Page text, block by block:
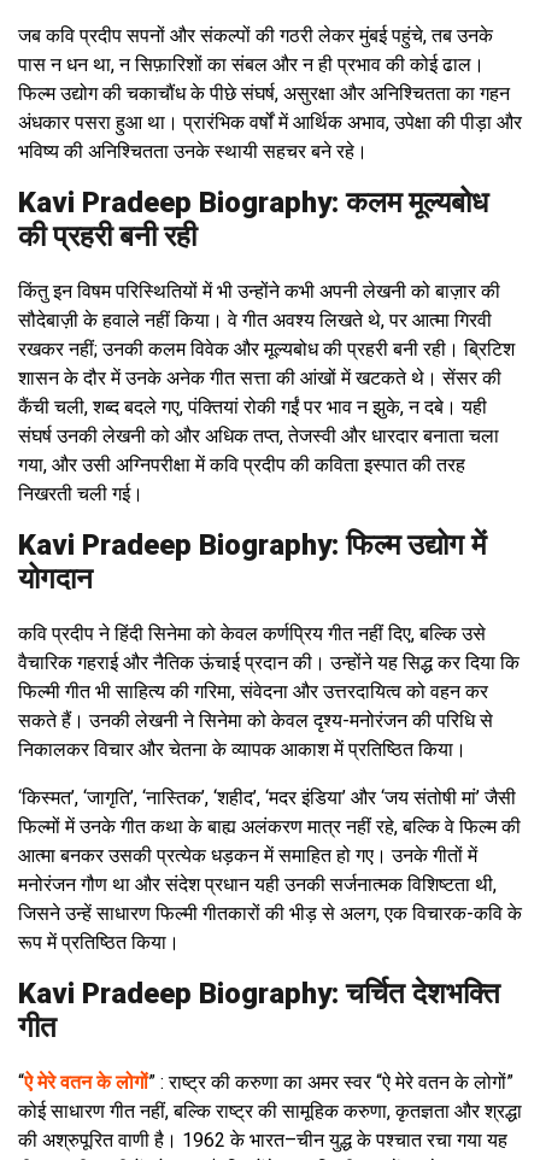
जब कवि प्रदीप सपनों और संकल्पों की गठरी लेकर मुंबई पहुंचे, तब उनके
पास न धन था, न सिफ़ारिशों का संबल और न ही प्रभाव की कोई ढाल।
फिल्म उद्योग की चकाचौंध के पीछे संघर्ष, असुरक्षा और अनिश्चितता का गहन
अंधकार पसरा हुआ था। प्रारंभिक वर्षों में आर्थिक अभाव, उपेक्षा की पीड़ा और
भविष्य की अनिश्चितता उनके स्थायी सहचर बने रहे।
Kavi Pradeep Biography: कलम मूल्यबोध
की प्रहरी बनी रही
किंतु इन विषम परिस्थितियों में भी उन्होंने कभी अपनी लेखनी को बाज़ार की
सौदेबाज़ी के हवाले नहीं किया। वे गीत अवश्य लिखते थे, पर आत्मा गिरवी
रखकर नहीं; उनकी कलम विवेक और मूल्यबोध की प्रहरी बनी रही। ब्रिटिश
शासन के दौर में उनके अनेक गीत सत्ता की आंखों में खटकते थे। सेंसर की
कैंची चली, शब्द बदले गए, पंक्तियां रोकी गईं पर भाव न झुके, न दबे। यही
संघर्ष उनकी लेखनी को और अधिक तप्त, तेजस्वी और धारदार बनाता चला
गया, और उसी अग्निपरीक्षा में कवि प्रदीप की कविता इस्पात की तरह
निखरती चली गई।
Kavi Pradeep Biography: फिल्म उद्योग में
योगदान
कवि प्रदीप ने हिंदी सिनेमा को केवल कर्णप्रिय गीत नहीं दिए, बल्कि उसे
वैचारिक गहराई और नैतिक ऊंचाई प्रदान की। उन्होंने यह सिद्ध कर दिया कि
फिल्मी गीत भी साहित्य की गरिमा, संवेदना और उत्तरदायित्व को वहन कर
सकते हैं। उनकी लेखनी ने सिनेमा को केवल दृश्य-मनोरंजन की परिधि से
निकालकर विचार और चेतना के व्यापक आकाश में प्रतिष्ठित किया।
‘किस्मत’, ‘जागृति’, ‘नास्तिक’, ‘शहीद’, ‘मदर इंडिया’ और ‘जय संतोषी मां’ जैसी
फिल्मों में उनके गीत कथा के बाह्य अलंकरण मात्र नहीं रहे, बल्कि वे फिल्म की
आत्मा बनकर उसकी प्रत्येक धड़कन में समाहित हो गए। उनके गीतों में
मनोरंजन गौण था और संदेश प्रधान यही उनकी सर्जनात्मक विशिष्टता थी,
जिसने उन्हें साधारण फिल्मी गीतकारों की भीड़ से अलग, एक विचारक-कवि के
रूप में प्रतिष्ठित किया।
Kavi Pradeep Biography: चर्चित देशभक्ति
गीत
“ऐ मेरे वतन के लोगों” : राष्ट्र की करुणा का अमर स्वर “ऐ मेरे वतन के लोगों”
कोई साधारण गीत नहीं, बल्कि राष्ट्र की सामूहिक करुणा, कृतज्ञता और श्रद्धा
की अश्रुपूरित वाणी है। 1962 के भारत–चीन युद्ध के पश्चात रचा गया यह